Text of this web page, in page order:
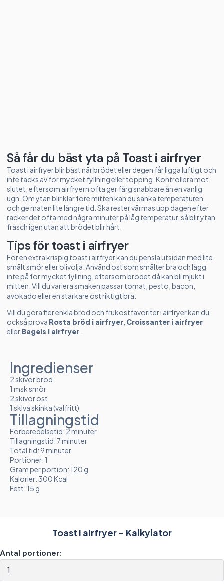
Så får du bäst yta på Toast i airfryer
Toast i airfryer blir bäst när brödet eller degen får ligga luftigt och
inte täcks av för mycket fyllning eller topping. Kontrollera mot
slutet, eftersom airfryern ofta ger färg snabbare än en vanlig
ugn. Om ytan blir klar före mitten kan du sänka temperaturen
och ge maten lite längre tid. Ska rester värmas upp dagen efter
räcker det ofta med några minuter på låg temperatur, så blir ytan
fräsch igen utan att brödet blir hårt.
Tips för toast i airfryer
För en extra krispig toast i airfryer kan du pensla utsidan med lite
smält smör eller olivolja. Använd ost som smälter bra och lägg
inte på för mycket fyllning, eftersom brödet då kan bli mjukt i
mitten. Vill du variera smaken passar tomat, pesto, bacon,
avokado eller en starkare ost riktigt bra.
Vill du göra fler enkla bröd och frukostfavoriter i airfryer kan du
också prova Rosta bröd i airfryer Croissanter i airfryer
ellerBagels i airfryer
Ingredienser
2 skivor bröd
1 msk smör
2 skivor ost
1 skiva skinka (valfritt)
Tillagningstid
Förberedelsetid: 2 minuter
Tillagningstid: 7 minuter
Total tid: 9 minuter
Portioner: 1
Gram per portion: 120 g
Kalorier: 300 Kcal
Fett: 15 g
Toast i airfryer - Kalkylator
Antal portioner: